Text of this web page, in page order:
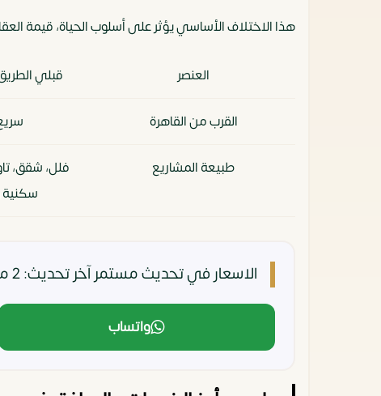
هذا الاختلاف الأساسي يؤثر على أسلوب الحياة، قيمة
العنصر قبلي
القرب من القاهرة
طبيعة المشاريع
فلل، شقق،
سكنية
هادئ،
الاستثمار طويل الأمد
مرتفع،
الاسعار في تحديث مستمرآخر تحديث: 2 مايو، 2026
واتساب